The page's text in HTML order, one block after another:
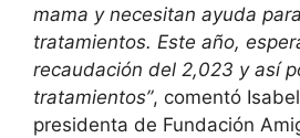
mama y necesitan ayuda
tratamientos. Este año,
recaudación del 2,023 y así
tratamientos”, comentó
presidenta de Fundación